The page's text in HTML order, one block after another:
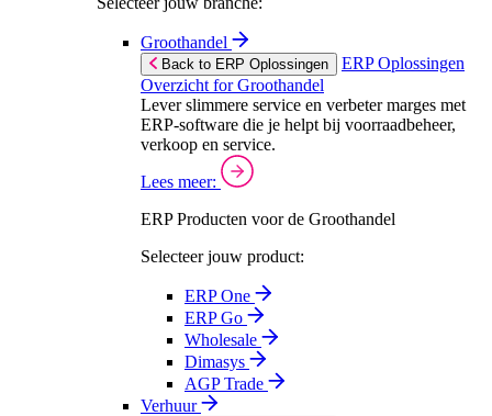
Groothandel
Back to ERP Oplossingen
ERP Oplossingen
Overzicht for Groothandel
Lever slimmere service en verbeter marges met
ERP-software die je helpt bij voorraadbeheer,
verkoop en service.
Lees meer:
ERP Producten voor de Groothandel
Selecteer jouw product:
ERP One
ERP Go
Wholesale
Dimasys
AGP Trade
Verhuur